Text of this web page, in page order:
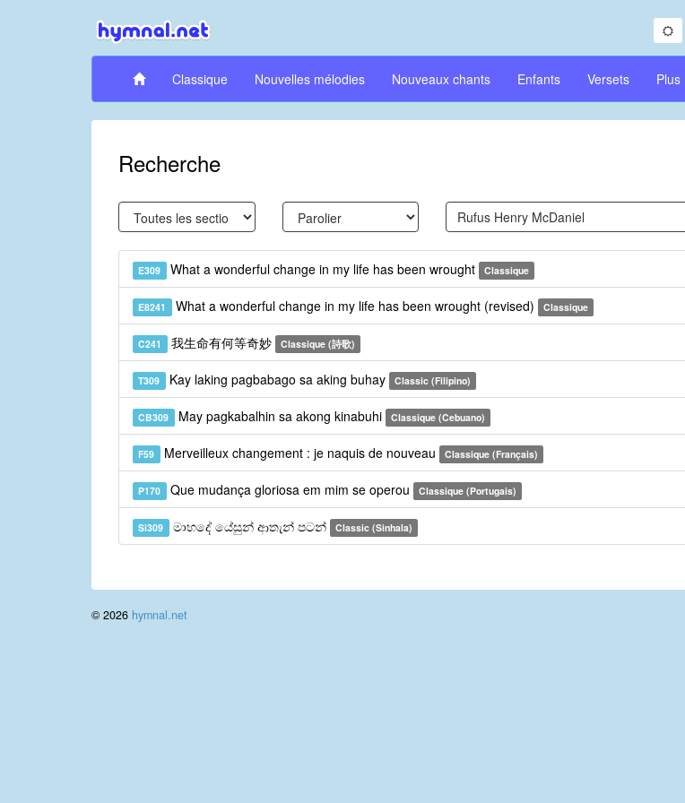
Classique Nouvelles mélodies Nouveaux chants Enfants Versets Plus
Recherche
E309 What a wonderful change in my life has been wrought Classique
E8241 What a wonderful change in my life has been wrought (revised) Classique
C241 我生命有何等奇妙 Classique (詩歌)
T309 Kay laking pagbabago sa aking buhay Classic (Filipino)
CB309 May pagkabalhin sa akong kinabuhi Classique (Cebuano)
F59 Merveilleux changement : je naquis de nouveau Classique (Français)
P170 Que mudança gloriosa em mim se operou Classique (Portugais)
Si309 මාහදේ යේසුන් ආතැන් පටන් Classic (Sinhala)
© 2026 hymnal.net